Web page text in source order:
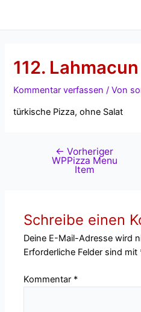
112. Lahmacun
Kommentar verfassen / Von
türkische Pizza, ohne Salat
← Vorheriger
WPPizza Menu
Item
Schreibe einen
Deine E-Mail-Adresse wird
Erforderliche Felder sind mit
Kommentar *